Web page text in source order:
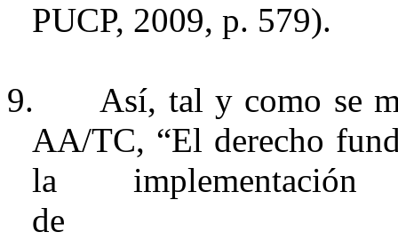
PUCP, 2009, p. 579).
9.
Así, tal y como se
AA/TC, “El derecho
la